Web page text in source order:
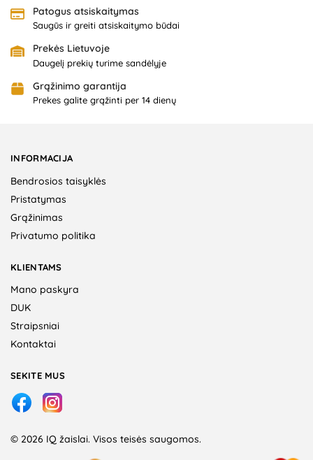
Patogus atsiskaitymas
Saugūs ir greiti atsiskaitymo būdai
Prekės Lietuvoje
Daugelį prekių turime sandėlyje
Grąžinimo garantija
Prekes galite grąžinti per 14 dienų
INFORMACIJA
Bendrosios taisyklės
Pristatymas
Grąžinimas
Privatumo politika
KLIENTAMS
Mano paskyra
DUK
Straipsniai
Kontaktai
SEKITE MUS
© 2026 IQ žaislai. Visos teisės saugomos.